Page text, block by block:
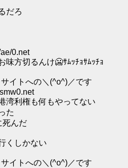
だろ
0.net
方切るんけ🥶ｻﾑｯﾁｮｻﾑｯﾁｮ
イトへの＼(^o^)／です
湾利権も何もやってない
た
死んだ
くしかない
イトへの＼(^o^)／です